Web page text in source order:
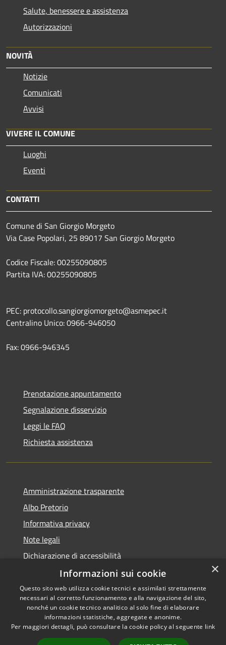
Salute, benessere e assistenza
Autorizzazioni
NOVITÀ
Notizie
Comunicati
Avvisi
VIVERE IL COMUNE
Luoghi
Eventi
CONTATTI
Comune di San Giorgio Morgeto
Via Case Popolari, 25 89017 San Giorgio Morgeto
Codice Fiscale: 00255090805
Partita IVA: 00255090805
PEC: protocollo.sangiorgiomorgeto@asmepec.it
Centralino Unico: 0966-946050
Fax: 0966-946345
Prenotazione appuntamento
Segnalazione disservizio
Leggi le FAQ
Richiesta assistenza
Amministrazione trasparente
Albo Pretorio
Informativa privacy
Note legali
Dichiarazione di accessibilità
Accessibilità
Privacy
Copyright © 2026 • Comune di
San Giorgio Morgeto •
Powered byMunicipium •
×
Informazioni sui cookie
Questo sito web utilizza cookie tecnici e assimilati strettamente
necessari al corretto funzionamento e alla navigazione del sito,
nonché un cookie tecnico analitico al solo fine di elaborare
informazioni statistiche, aggregate e anonime.
Per maggiori dettagli, può consultare la cookie policy al seguente link